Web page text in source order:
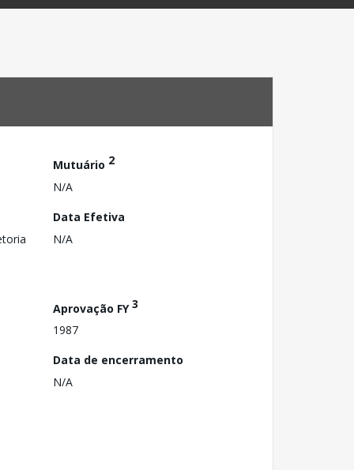
Mutuário 2
N/A
Data Efetiva
N/A
Aprovação FY3
1987
Data de encerramento
N/A